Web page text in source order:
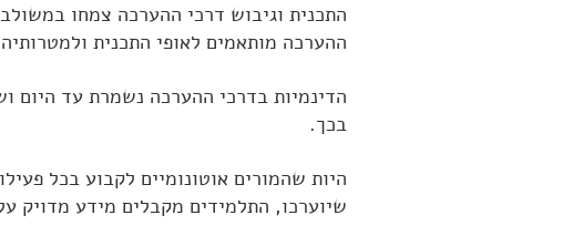
התכנית וגיבוש דרכי ההערכה צמחו
ההערכה מותאמים לאופי התכנית
הדינמיות בדרכי ההערכה נשמרת עד היום
בכך.
היות שהמורים אוטונומיים לקבוע בכל
שיוערכו, התלמידים מקבלים מידע מדויק